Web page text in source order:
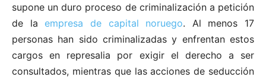
supone un duro proceso de criminalización a petición
de laempresa de capital noruego. Al menos 17
personas han sido criminalizadas y enfrentan estos
cargos en represalia por exigir el derecho a ser
consultados, mientras que las acciones de seducción